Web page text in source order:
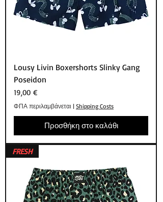
Lousy Livin Boxershorts Slinky Gang
Poseidon
Τιμή
19,00 €
ΦΠΑ περιλαμβάνεται | Shipping Costs
Προσθήκη στο καλάθι
FRESH